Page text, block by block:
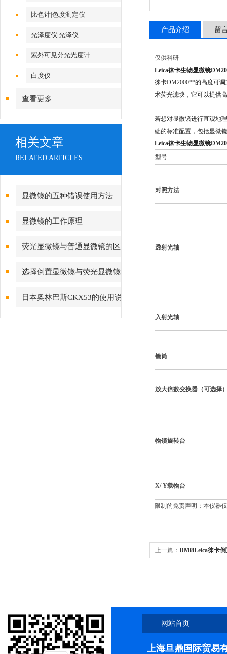
比色计|色度测定仪
光泽度仪|光泽仪
紫外可见分光光度计
白度仪
查看更多
相关文章
RELATED ARTICLES
显微镜的五种错误使用方法
显微镜的工作原理
荧光显微镜与普通显微镜的区
别
选择倒置显微镜与荧光显微镜
考虑几点
日本奥林巴斯CKX53的使用说
明
产品介绍 留
仅供科研
Leica徕卡生物显微镜
徕卡DM2000**的高度可
术荧光滤块，它可以提供
若想对显微镜进行直观地
础的标准配置，包括显微
Leica徕卡生物显微镜
型号
对照方法
透射光轴
入射光轴
镜筒
放大倍数变换器（可选择
物镜旋转台
X/ Y载物台
限制的免责声明：本仪器
上一篇： DMi8Leica徕卡
网站首页
上海旦鼎国际贸易